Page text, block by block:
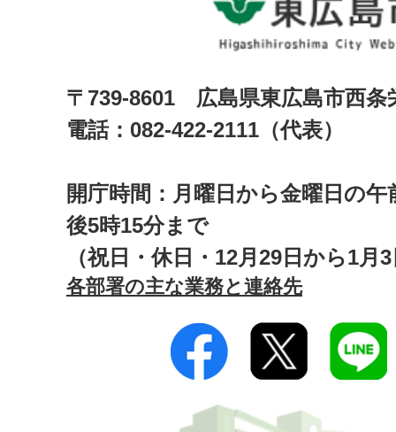
〒739-8601 広島県東広島市西
電話：082-422-2111（代表）
開庁時間：月曜日から金曜日の午
後5時15分まで
（祝日・休日・12月29日から1月
各部署の主な業務と連絡先